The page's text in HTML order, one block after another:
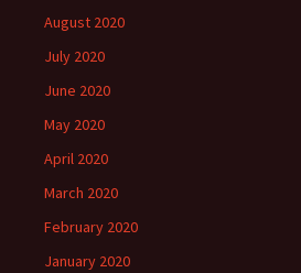
August 2020
July 2020
June 2020
May 2020
April 2020
March 2020
February 2020
January 2020